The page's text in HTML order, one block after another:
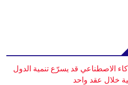
الاصطناعي قد يسرّع تنمية الدول
خلال عقد واحد